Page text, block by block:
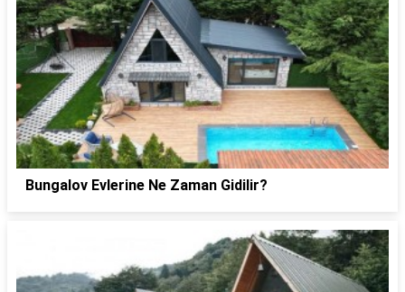
Bungalov Evlerine Ne Zaman Gidilir?